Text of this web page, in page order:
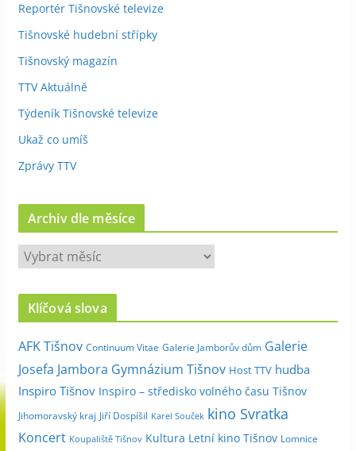
Reportér Tišnovské televize
Tišnovské hudební střípky
Tišnovský magazín
TTV Aktuálně
Týdeník Tišnovské televize
Ukaž co umíš
Zprávy TTV
Archiv dle měsíce
A
c
v
d
l
e
m
Klíčová slova
AFK Tišnov Continuum Vitae Galerie Jamborův dům Galerie
Josefa Jambora Gymnázium Tišnov Host TTV hudba
Inspiro Tišnov Inspiro – středisko volného času Tišnov
Jihomoravský kraj Jiří Dospíšil Karel Souček kino Svratka
Koncert Koupaliště Tišnov Kultura Letní kino Tišnov Lomnice